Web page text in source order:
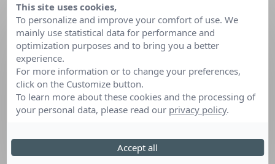
This site uses cookies,
To personalize and improve your comfort of use. We
mainly use statistical data for performance and
optimization purposes and to bring you a better
experience.
For more information or to change your preferences,
click on the Customize button.
To learn more about these cookies and the processing of
your personal data, please read our privacy policy.
Accept all